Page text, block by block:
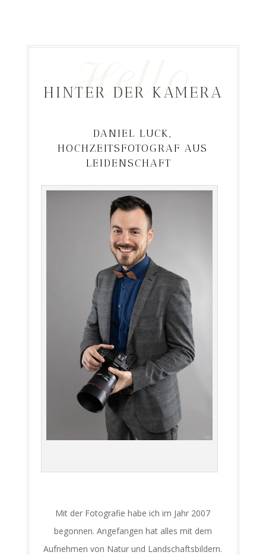
Hello
HINTER DER KAMERA
DANIEL LUCK,
HOCHZEITSFOTOGRAF AUS
LEIDENSCHAFT
Mit der Fotografie habe ich im Jahr 2007
begonnen. Angefangen hat alles mit dem
Aufnehmen von Natur und Landschaftsbildern.